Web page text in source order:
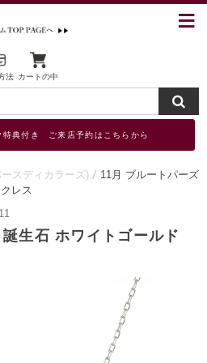
法 カートの中
特典付き ご来店予約はこちらから
スディカラーズ)
11月 ブルートパーズ
レス
誕生石 ホワイトゴールド